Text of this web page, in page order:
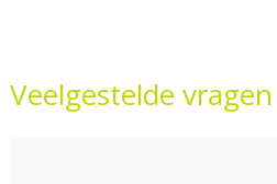
Veelgestelde vragen